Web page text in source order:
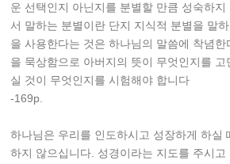
운 선택인지 아닌지를 분별할 만큼 성숙하지
서 말하는 분별이란 단지 지식적 분별을 말
을 사용한다는 것은 하나님의 말씀에 착념
을 묵상함으로 아버지의 뜻이 무엇인지를
실 것이 무엇인지를 시험해야 합니다
-169p.
하나님은 우리를 인도하시고 성장하게 하실
하지 않으십니다. 성경이라는 지도를 주시고